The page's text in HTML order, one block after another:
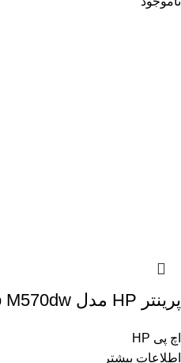
پرینتر HP مدل HP Color LaserJet Pro M570dw
اچ پی HP
اطلاعات بیشتر